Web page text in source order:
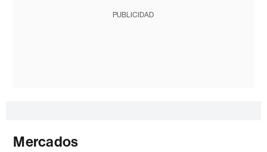
PUBLICIDAD
Mercados